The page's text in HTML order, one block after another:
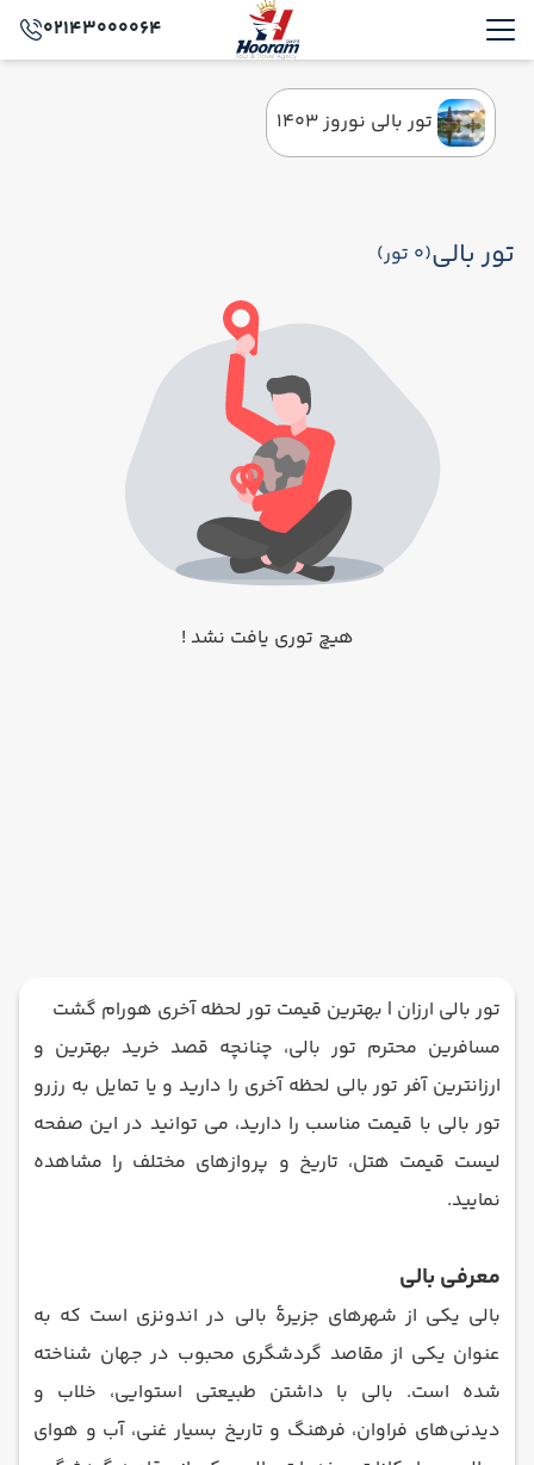
02143000064
تور بالی نوروز 1403
تور بالی(0 تور)
هیچ توری یافت نشد !
تور بالی ارزان | بهترین قیمت تور لحظه آخری هورام گشت
مسافرین محترم تور بالی، چنانچه قصد خرید بهترین و
ارزانترین آفر تور بالی لحظه آخری را دارید و یا تمایل به رزرو
تور بالی با قیمت مناسب را دارید، می توانید در این صفحه
لیست قیمت هتل، تاریخ و پروازهای مختلف را مشاهده
نمایید.
معرفی بالی
بالی یکی از شهرهای جزیرهٔ بالی در اندونزی است که به
عنوان یکی از مقاصد گردشگری محبوب در جهان شناخته
شده است. بالی با داشتن طبیعتی استوایی، خلاب و
دیدنی‌های فراوان، فرهنگ و تاریخ بسیار غنی، آب و هوای